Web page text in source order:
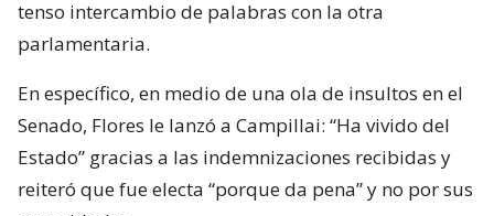
tenso intercambio de palabras con la otra
parlamentaria.
En específico, en medio de una ola de insultos en el
Senado, Flores le lanzó a Campillai: “Ha vivido del
Estado” gracias a las indemnizaciones recibidas y
reiteró que fue electa “porque da pena” y no por sus